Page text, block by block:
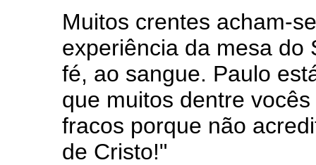
Muitos crentes acham-
experiência da mesa do
fé, ao sangue. Paulo
que muitos dentre
fracos porque não
de Cristo!"